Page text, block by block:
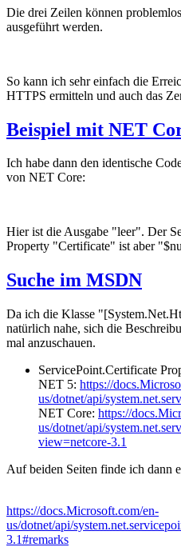
Die drei Zeilen können
ausgeführt werden.
So kann ich sehr einfach die
HTTPS ermitteln und auch das
Beispiel mit NET
Ich habe dann den identische
von NET Core:
Hier ist die Ausgabe "leer". Der
Property "Certificate" ist aber
Suche im MSDN
Da ich die Klasse
natürlich nahe, sich die
mal anzuschauen.
ServicePoint.Certificate
NET 5: https://
us/dotnet/api/
NET Core: https://
us/dotnet/api/
view=netcore-3.1
Auf beiden Seiten finde ich dann
https://docs.Microsoft.com/en-
us/dotnet/api/
3.1#remarks